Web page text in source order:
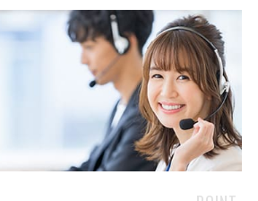
規模] 1名 [依頼・相談内容] 給与計算をお願
社長ですが従業員を迎い入れる予定はありま
が、わかりづら …
社会保険労務士への相談・問合
務士 > 社会保険労務士
円まで 依頼地域 東京都